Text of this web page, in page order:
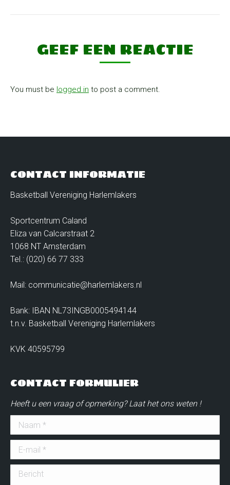
GEEF EEN REACTIE
You must be logged in to post a comment.
CONTACT INFORMATIE
Basketball Vereniging Harlemlakers
Sportcentrum Caland
Eliza van Calcarstraat 2
1068 NT Amsterdam
Tel.: (020) 66 77 333
Mail: communicatie@harlemlakers.nl
Bank: IBAN NL73INGB0005494144
t.n.v. Basketball Vereniging Harlemlakers
KVK 40595799
CONTACT FORMULIER
Heeft u een vraag of opmerking? Laat het ons weten !
Naam *
E-mail *
Bericht